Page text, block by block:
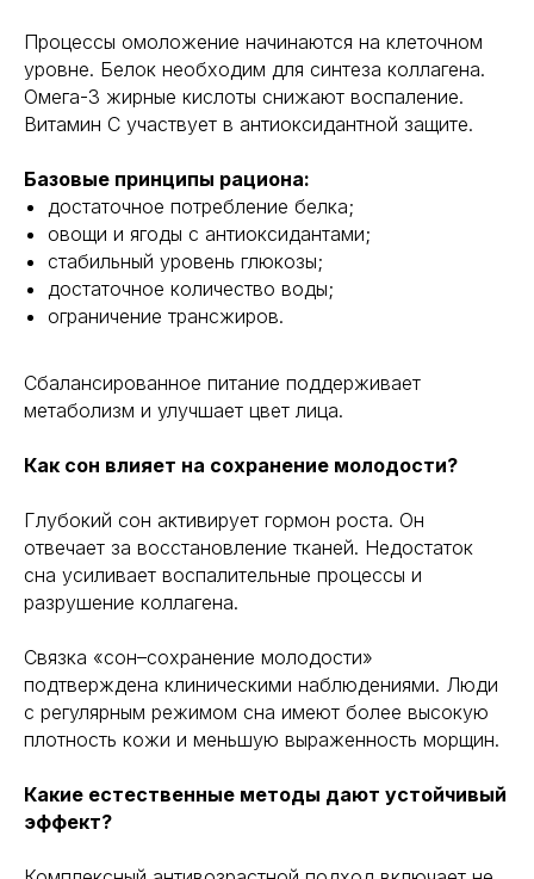
Процессы омоложение начинаются на клеточном
уровне. Белок необходим для синтеза коллагена.
Омега-3 жирные кислоты снижают воспаление.
Витамин C участвует в антиоксидантной защите.
Базовые принципы рациона:
достаточное потребление белка;
овощи и ягоды с антиоксидантами;
стабильный уровень глюкозы;
достаточное количество воды;
ограничение трансжиров.
Сбалансированное питание поддерживает
метаболизм и улучшает цвет лица.
Как сон влияет на сохранение молодости?
Глубокий сон активирует гормон роста. Он
отвечает за восстановление тканей. Недостаток
сна усиливает воспалительные процессы и
разрушение коллагена.
Связка «сон–сохранение молодости»
подтверждена клиническими наблюдениями. Люди
с регулярным режимом сна имеют более высокую
плотность кожи и меньшую выраженность морщин.
Какие естественные методы дают устойчивый
эффект?